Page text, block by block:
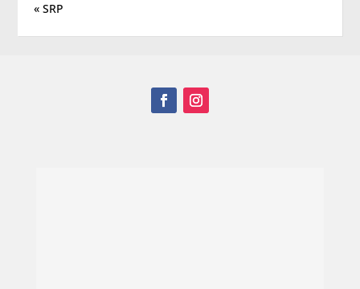
« SRP